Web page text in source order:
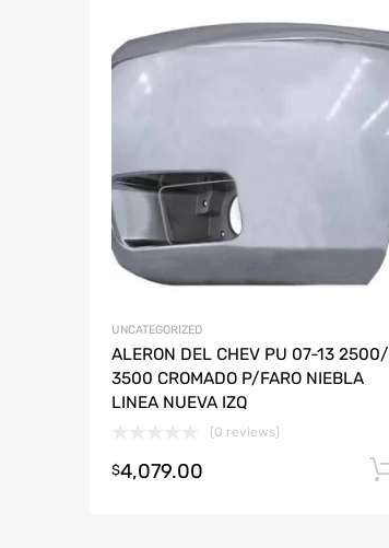
UNCATEGORIZED
ALERON DEL CHEV PU 07-13 2500/
3500 CROMADO P/FARO NIEBLA
LINEA NUEVA IZQ
(0 reviews)
$4,079.00